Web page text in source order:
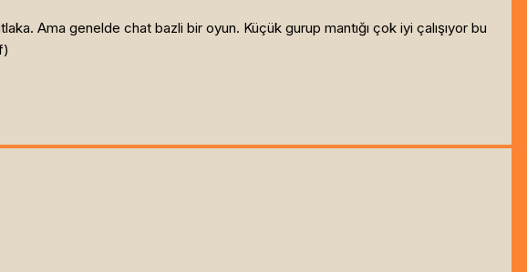
Ama genelde chat bazli bir oyun. Küçük gurup mantığı çok iyi çalışıyor bu